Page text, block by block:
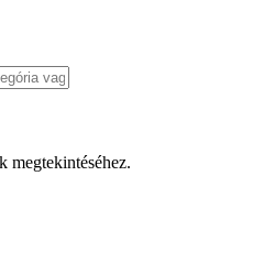
megtekintéséhez.